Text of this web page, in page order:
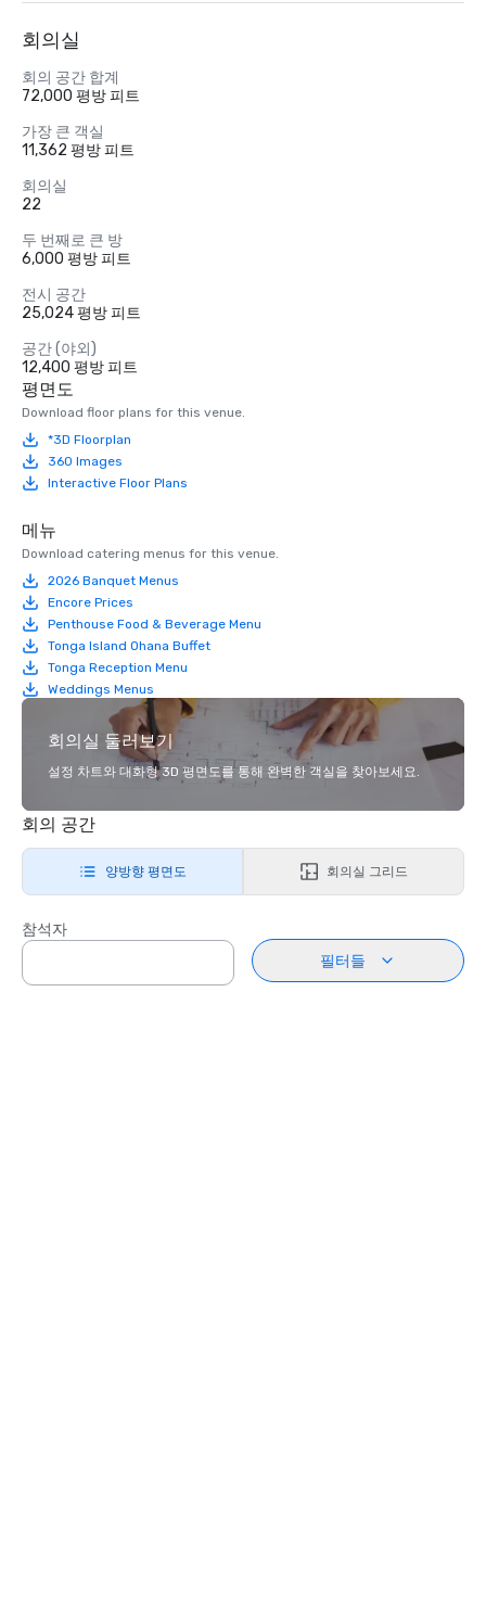
회의실
회의 공간 합계
72,000 평방 피트
가장 큰 객실
11,362 평방 피트
회의실
22
두 번째로 큰 방
6,000 평방 피트
전시 공간
25,024 평방 피트
공간 (야외)
12,400 평방 피트
평면도
Download floor plans for this venue.
*3D Floorplan
360 Images
Interactive Floor Plans
메뉴
Download catering menus for this venue.
2026 Banquet Menus
Encore Prices
Penthouse Food & Beverage Menu
Tonga Island Ohana Buffet
Tonga Reception Menu
Weddings Menus
회의실 둘러보기
설정 차트와 대화형 3D 평면도를 통해 완벽한 객실을 찾아보세요.
회의 공간
양방향 평면도 회의실 그리드
참석자
필터들